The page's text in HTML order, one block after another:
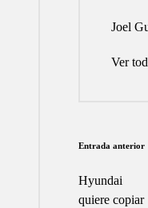
Joel
Ver
de
entradas
Entrada anterior
Hyundai
quiere copiar